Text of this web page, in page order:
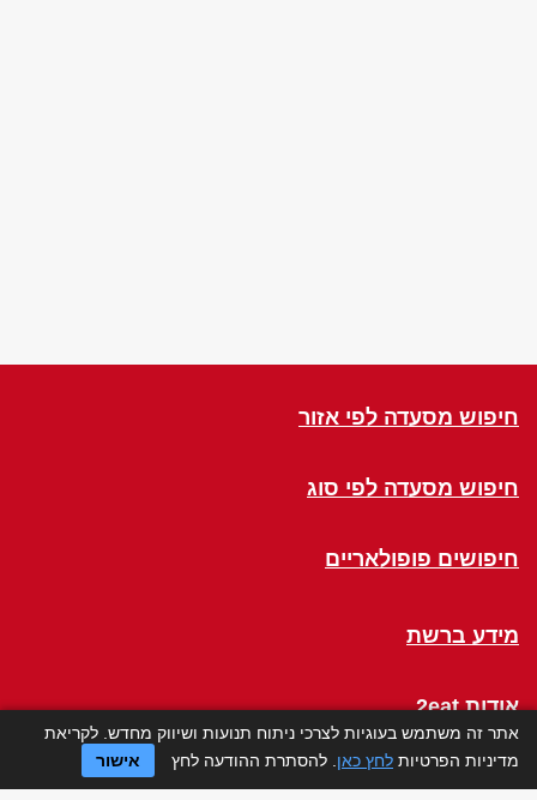
חיפוש מסעדה לפי אזור
חיפוש מסעדה לפי סוג
חיפושים פופולאריים
מידע ברשת
אודות 2eat
Click a Table
אתר זה משתמש בעוגיות לצרכי ניתוח תנועות ושיווק מחדש. לקריאת
מדיניות הפרטיות לחץ כאן . להסתרת ההודעה לחץ אישור